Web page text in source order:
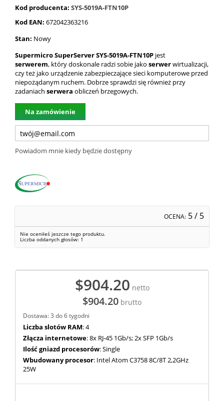
Kod producenta: SYS-5019A-FTN10P
Kod EAN: 672042363216
Stan: Nowy
Supermicro SuperServer SYS-5019A-FTN10P jest
serwerem, który doskonale radzi sobie jako serwerwirtualizacji,
czy też jako urządzenie zabezpieczające sieci komputerowe przed
niepożądanym ruchem. Dobrze sprawdzi się również przy
zadaniach serwera obliczeń brzegowych.
Na zamówienie
Powiadom mnie kiedy będzie dostępny
OCENA: 5/ 5
Nie oceniłeś jeszcze tego produktu.
Liczba oddanych głosów: 1
$904.20 netto
$904.20 brutto
Dostawa: 3 do 6 tygodni
Liczba slotów RAM: 4
Złącza internetowe: 8x RJ-45 1Gb/s; 2x SFP 1Gb/s
Ilość gniazd procesorów: Single
Wbudowany procesor: Intel Atom C3758 8C/8T 2,2GHz
25W